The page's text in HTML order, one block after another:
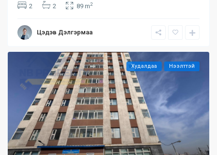
2 2 89 m2
Цэдэв Дэлгэрмаа
Худалдаа Нээлттэй